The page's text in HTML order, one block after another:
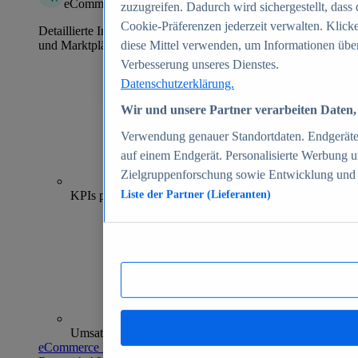
eCommerce Insights
Detaillierte Informationen zu mehr als 39.000 Online-Shops
und Marktplätzen
70+
KPIs pro Shop
Umsatzanalysen und -prognosen
eCommerce Insights entdecken
zuzugreifen. Dadurch wird sichergestellt,
Cookie-Präferenzen jederzeit verwalten.
diese Mittel verwenden, um Informationen
Verbesserung unseres Dienstes.
Datenschutzerklärung.
Wir und unsere Partner verarbeiten
Verwendung genauer Standortdaten.
auf einem Endgerät. Personalisierte Werbung
Zielgruppenforschung sowie Entwicklung
Liste der Partner (Lieferanten)